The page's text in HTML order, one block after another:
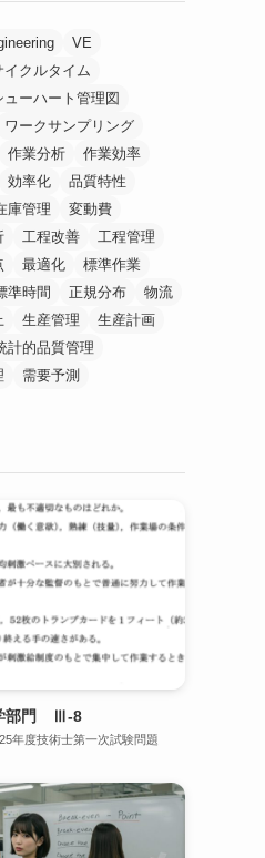
VE
イクルタイム
ューハート管理図
ワークサンプリング
作業分析
作業効率
効率化
品質特性
庫管理
変動費
工程改善
工程管理
最適化
標準作業
準時間 正規分布
物流
生産管理
生産計画
計的品質管理
需要予測
部門 Ⅲ-8
年度技術士第一次試験問題